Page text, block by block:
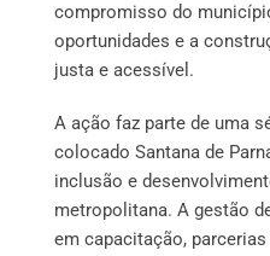
compromisso do
oportunidades e a
justa e acessível.
A ação faz parte de uma
colocado Santana de
inclusão e
metropolitana. A gestão
em capacitação,